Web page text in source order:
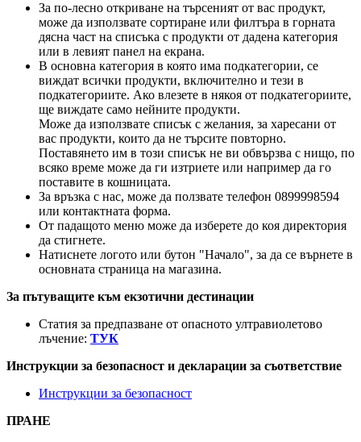
За по-лесно откриване на търсеният от вас продукт,
може да използвате сортиране или филтъра в горната
дясна част на списъка с продукти от дадена категория
или в левият панел на екрана.
В основна категория в която има подкатегории, се
виждат всички продукти, включително и тези в
подкатегориите. Ако влезете в някоя от подкатегориите,
ще виждате само нейните продукти.
Може да използвате списък с желания, за харесани от
вас продукти, които да не търсите повторно.
Поставянето им в този списък не ви обвързва с нищо, по
всяко време може да ги изтриете или например да го
поставите в кошницата.
За връзка с нас, може да ползвате телефон 0899998594
или контактната форма.
От падащото меню може да изберете до коя директория
да стигнете.
Натиснете логото или бутон "Начало", за да се върнете в
основната страница на магазина.
За пътуващите към екзотични дестинации
Статия за предпазване от опасното ултравиолетово
лъчение: ТУК
Инструкции за безопасност и декларации за съответствие
Инструкции за безопасност
ПРАНЕ